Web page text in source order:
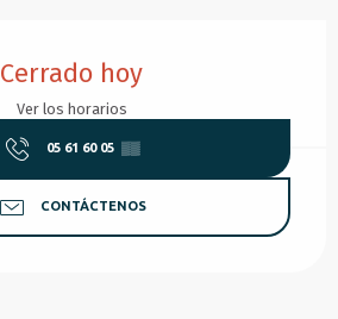
Cerrado hoy
Ver los horarios
05 61 60 05 ▒▒
CONTÁCTENOS